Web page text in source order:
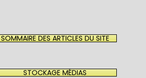
SOMMAIRE DES ARTICLES DU SITE
STOCKAGE MÉDIAS